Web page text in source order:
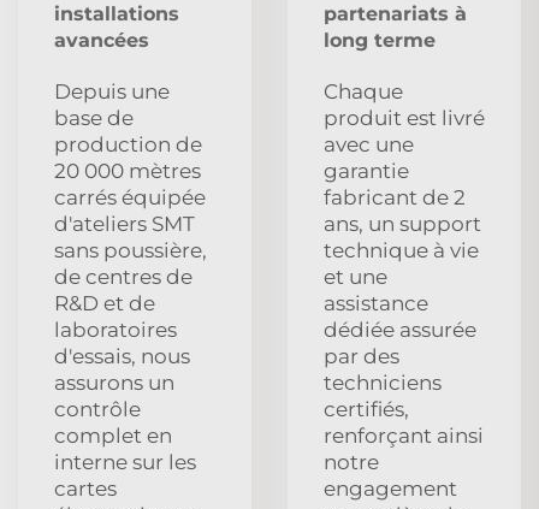
installations
avancées
Depuis une
base de
production de
20 000 mètres
carrés équipée
d'ateliers SMT
sans poussière,
de centres de
R&D et de
laboratoires
d'essais, nous
assurons un
contrôle
complet en
interne sur les
cartes
partenariats à
long terme
Chaque
produit est livré
avec une
garantie
fabricant de 2
ans, un support
technique à vie
et une
assistance
dédiée assurée
par des
techniciens
certifiés,
renforçant ainsi
notre
engagement